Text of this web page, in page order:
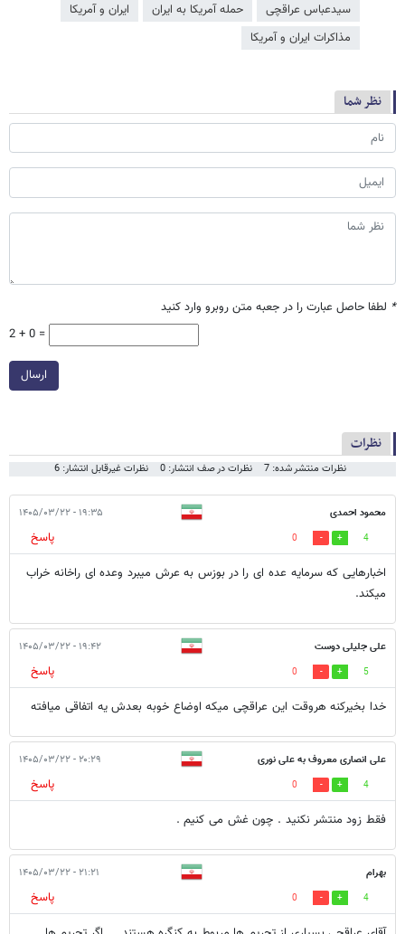
سیدعباس عراقچی حمله آمریکا به ایران
ایران و آمریکا
مذاکرات ایران و آمریکا
نظر شما
* لطفا حاصل عبارت را در جعبه متن روبرو وارد کنید
2 + 0 =
ارسال
نظرات
نظرات منتشر شده: 7 نظرات در صف انتشار: 0 نظرات غیرقابل انتشار: 6
محمود احمدی ۱۹:۳۵ - ۱۴۰۵/۰۳/۲۲
4
0
پاسخ
اخبارهایی که سرمایه عده ای را در بوزس به عرش میبرد وعده ای راخانه خراب
میکند.
علی جلیلی دوست ۱۹:۴۲ - ۱۴۰۵/۰۳/۲۲
5
0
پاسخ
خدا بخیرکنه هروقت این عراقچی میکه اوضاع خوبه بعدش یه اتفاقی میافته
علی انصاری معروف به علی نوری ۲۰:۲۹ - ۱۴۰۵/۰۳/۲۲
4
0
پاسخ
فقط زود منتشر نکنید . چون غش می کنیم .
بهرام ۲۱:۲۱ - ۱۴۰۵/۰۳/۲۲
4
0
پاسخ